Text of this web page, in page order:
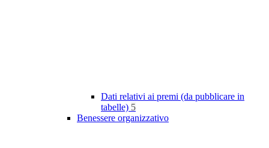
Dati relativi ai premi (da pubblicare in
tabelle) 5
Benessere organizzativo